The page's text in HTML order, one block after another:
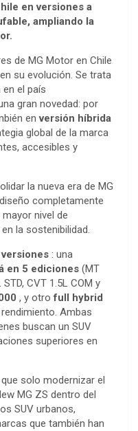
en versiones a
ampliando la
de MG Motor en Chile
su evolución. Se trata
en el país
gran novedad: por
enversión híbrida
global de la marca
accesibles y
la nueva era de MG
completamente
nivel de
la sostenibilidad.
: una
en 5 ediciones (MT
CVT 1.5L COM y
, y otrofull hybrid
Ambas
buscan un SUV
superiores en
solo modernizar el
MG ZS dentro del
SUV urbanos,
que también han